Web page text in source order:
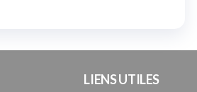
LIENS UTILES